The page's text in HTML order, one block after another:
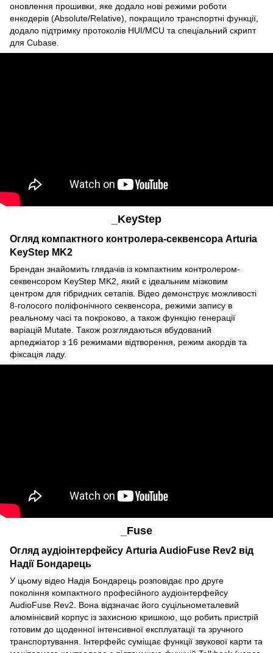
оновлення прошивки, яке додало нові режими роботи
енкодерів (Absolute/Relative), покращило транспортні функції,
додало підтримку протоколів HUI/MCU та спеціальний скрипт
для Cubase.
_KeyStep
Огляд компактного контролера-секвенсора Arturia
KeyStep MK2
Брендан знайомить глядачів із компактним контролером-
секвенсором KeyStep MK2, який є ідеальним мізковим
центром для гібридних сетапів. Відео демонструє можливості
8-голосого поліфонічного секвенсора, режими запису в
реальному часі та покроково, а також функцію генерації
варіацій Mutate. Також розглядаються вбудований
арпеджіатор з 16 режимами відтворення, режим акордів та
фіксація ладу.
_Fuse
Огляд аудіоінтерфейсу Arturia AudioFuse Rev2 від
Надії Бондарець
У цьому відео Надія Бондарець розповідає про друге
покоління компактного професійного аудіоінтерфейсу
AudioFuse Rev2. Вона відзначає його суцільнометалевий
алюмінієвий корпус із захисною кришкою, що робить пристрій
готовим до щоденної інтенсивної експлуатації та зручного
транспортування. Інтерфейс суміщає функції звукової карти та